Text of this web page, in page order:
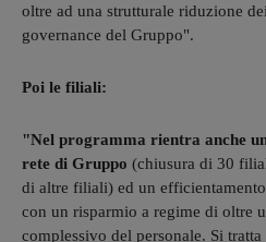
oltre ad una strutturale riduzione
governance del Gruppo".
Poi le filiali:
"Nel programma rientra anche
rete di Gruppo (chiusura di 30
di altre filiali) ed un
con un risparmio a regime di oltre
complessivo del personale. Si